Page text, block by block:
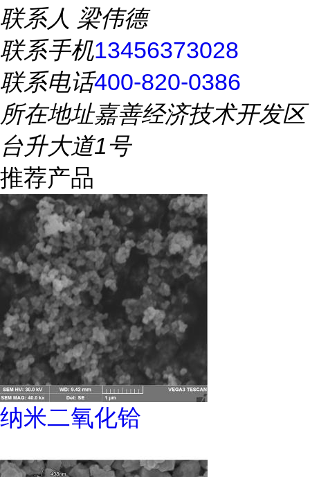
联系人 梁伟德
联系手机13456373028
联系电话400-820-0386
所在地址嘉善经济技术开发区
台升大道1号
推荐产品
纳米二氧化铪